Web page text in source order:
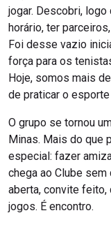
jogar. Descobri,
horário, ter
Foi desse vazio
força para os
Hoje, somos mais
de praticar o
O grupo se tornou
Minas. Mais do que
especial: fazer
chega ao Clube sem
aberta, convite feito,
jogos. É encontro.